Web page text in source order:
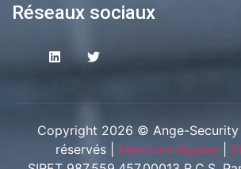
Réseaux sociaux
Copyright 2026 © Ange-
réservés | Mentions légales|